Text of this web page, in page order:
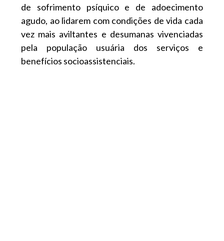
de sofrimento psíquico e de adoecimento
agudo, ao lidarem com condições de vida cada
vez mais aviltantes e desumanas vivenciadas
pela população usuária dos serviços e
benefícios socioassistenciais.